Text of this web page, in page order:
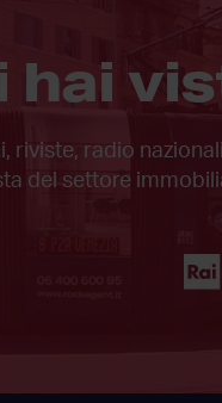
hai
riviste, radio
del settore